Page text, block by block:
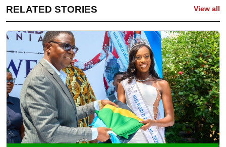
RELATED STORIES View all